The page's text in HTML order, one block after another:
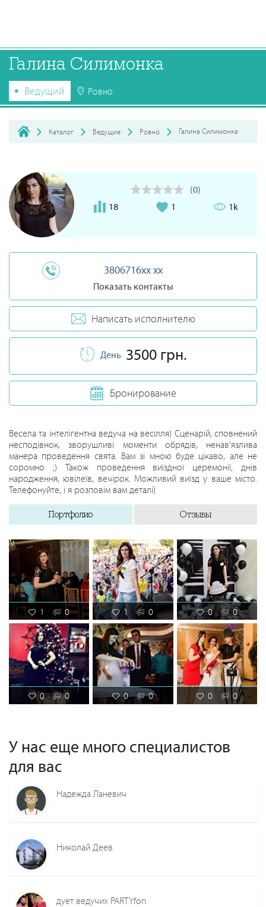
Галина Силимонка
Ведущий Ровно
Каталог Ведущие Ровно Галина Силимонка
(0)
18
1 1k
3806716xx xx
Показать контакты
Написать исполнителю
День 3500 грн.
Бронирование
Весела та інтелігентна ведуча на весілля) Сценарій, сповнений
несподівнок, зворушливі моменти обрядів, ненав'язлива
манера проведення свята. Вам зі мною буде цікаво, але не
соромно ;) Також проведення виїздної церемонії, днів
народження, ювілеїв, вечірок. Можливий виїзд у ваше місто.
Телефонуйте, і я розповім вам деталі)
Портфолио Отзывы
1 0 1 0 0 0
0 0 0 0 0 0
У нас еще много специалистов
для вас
Надежда Ланевич
Николай Деев
дует ведучих PARTYfon